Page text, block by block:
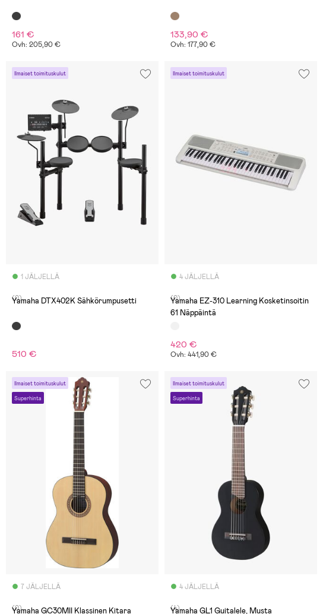
161 €
Ovh: 205,90 €
133,90 €
Ovh: 177,90 €
Ilmaiset toimituskulut
1 JÄLJELLÄ
(0)
Yamaha DTX402K Sähkörumpusetti
510 €
Ilmaiset toimituskulut
4 JÄLJELLÄ
(0)
Yamaha EZ-310 Learning Kosketinsoitin
61 Näppäintä
420 €
Ovh: 441,90 €
Ilmaiset toimituskulut
Superhinta
7 JÄLJELLÄ
(0)
Yamaha GC30MII Klassinen Kitara
Ilmaiset toimituskulut
Superhinta
4 JÄLJELLÄ
(4)
Yamaha GL1 Guitalele, Musta